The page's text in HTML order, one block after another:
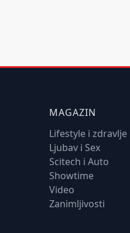
MAGAZIN
Lifestyle i zdravlje
Ljubav i Sex
Scitech i Auto
Showtime
Video
Zanimljivosti